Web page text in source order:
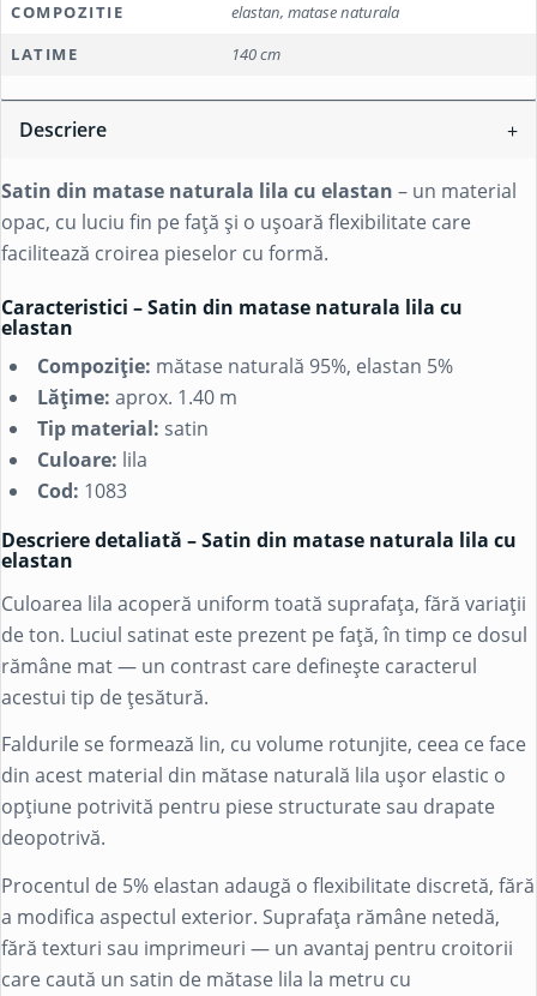
Descriere
Satin din matase naturala lila cu elastan – un material
opac, cu luciu fin pe față și o ușoară flexibilitate care
facilitează croirea pieselor cu formă.
Caracteristici – Satin din matase naturala lila cu
elastan
Compoziție: mătase naturală 95%, elastan 5%
Lățime: aprox. 1.40 m
Tip material: satin
Culoare: lila
Cod: 1083
Descriere detaliată – Satin din matase naturala lila cu
elastan
Culoarea lila acoperă uniform toată suprafața, fără variații
de ton. Luciul satinat este prezent pe față, în timp ce dosul
rămâne mat — un contrast care definește caracterul
acestui tip de țesătură.
Faldurile se formează lin, cu volume rotunjite, ceea ce face
din acest material din mătase naturală lila ușor elastic o
opțiune potrivită pentru piese structurate sau drapate
deopotrivă.
Procentul de 5% elastan adaugă o flexibilitate discretă, fără
a modifica aspectul exterior. Suprafața rămâne netedă,
fără texturi sau imprimeuri — un avantaj pentru croitorii
care caută un satin de mătase lila la metru cu
COMPOZITIE
elastan, matase naturala
LATIME
140 cm